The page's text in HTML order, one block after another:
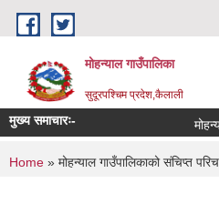
Skip to main content
मोहन्याल गाउँपालिका
सुदूरपश्चिम प्रदेश,कैलाली
मुख्य समाचारः-
You are here
Home » मोहन्याल गाउँपालिकाको संचिप्त